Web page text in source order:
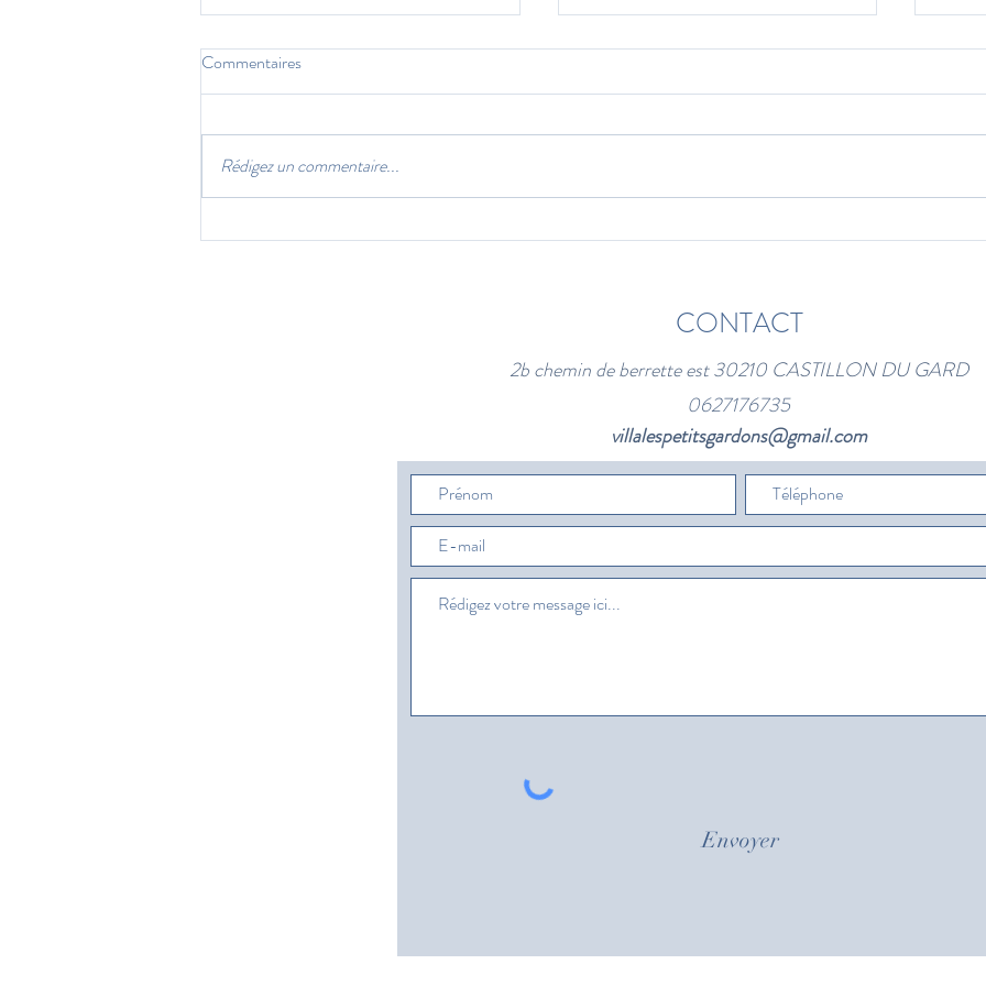
Vacances d’été dans le Gard :
Un brunch créatif inédit à la Villa
apéro aussi)
Commentaires
Rédigez un commentaire...
CONTACT
2b chemin de berrette est 30210 CASTILLON DU GARD
0627176735
villalespetitsgardons@gmail.com
Envoyer